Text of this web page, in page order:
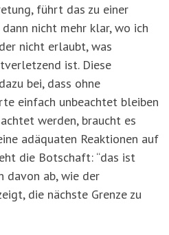
führt das zu einer
nicht mehr klar, wo ich
nicht erlaubt, was
ist. Diese
bei, dass ohne
einfach unbeachtet bleiben
werden, braucht es
adäquaten Reaktionen auf
die Botschaft: “das ist
davon ab, wie der
die nächste Grenze zu